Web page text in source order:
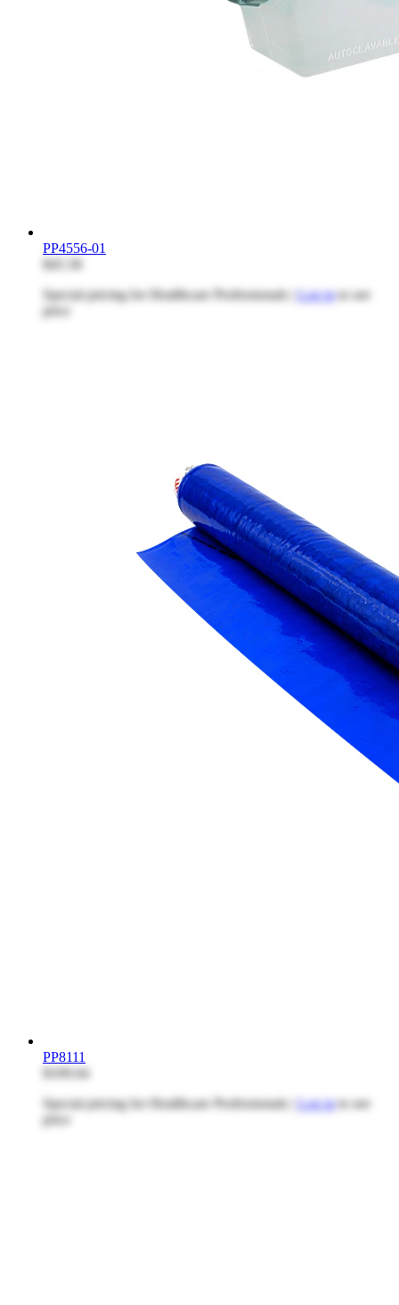
PP4556-01
$45.58
Special pricing for Healthcare Professionals | Log into see
price
PP8111
$109.64
Special pricing for Healthcare Professionals | Log into see
price